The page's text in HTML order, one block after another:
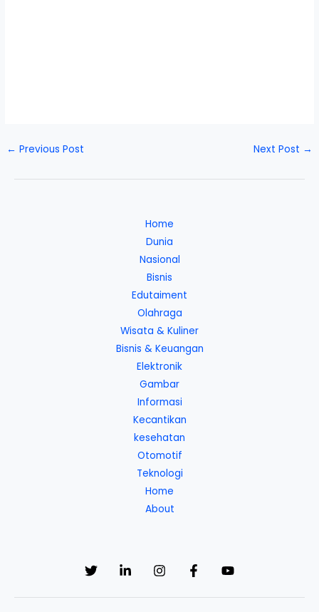
← Previous Post Next Post →
Home
Dunia
Nasional
Bisnis
Edutaiment
Olahraga
Wisata & Kuliner
Bisnis & Keuangan
Elektronik
Gambar
Informasi
Kecantikan
kesehatan
Otomotif
Teknologi
Home
About